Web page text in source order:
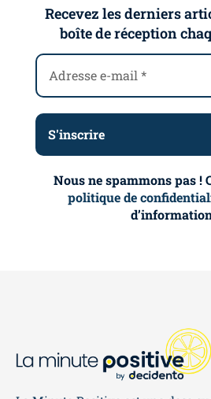
Recevez les derniers
boîte de réception
Nous ne spammons pas !
politique de